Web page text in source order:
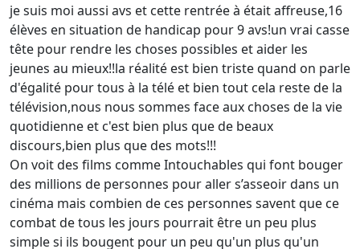
je suis moi aussi avs et cette rentrée à était affreuse,16
élèves en situation de handicap pour 9 avs!un vrai casse
tête pour rendre les choses possibles et aider les
jeunes au mieux!!la réalité est bien triste quand on parle
d'égalité pour tous à la télé et bien tout cela reste de la
télévision,nous nous sommes face aux choses de la vie
quotidienne et c'est bien plus que de beaux
discours,bien plus que des mots!!!
On voit des films comme Intouchables qui font bouger
des millions de personnes pour aller s’asseoir dans un
cinéma mais combien de ces personnes savent que ce
combat de tous les jours pourrait être un peu plus
simple si ils bougent pour un peu qu'un plus qu'un